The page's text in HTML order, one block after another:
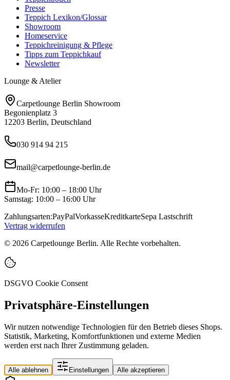
Presse
Teppich Lexikon/Glossar
Showroom
Homeservice
Teppichreinigung & Pflege
Tipps zum Teppichkauf
Newsletter
Lounge & Atelier
Carpetlounge Berlin Showroom
Begonienplatz 3
12203 Berlin, Deutschland
030 914 94 215
mail@carpetlounge-berlin.de
Mo-Fr: 10:00 – 18:00 Uhr
Samstag: 10:00 – 16:00 Uhr
Zahlungsarten:PayPalVorkasseKreditkarteSepa Lastschrift
Vertrag widerrufen
© 2026 Carpetlounge Berlin. Alle Rechte vorbehalten.
DSGVO Cookie Consent
Privatsphäre-Einstellungen
Wir nutzen notwendige Technologien für den Betrieb dieses Shops.
Statistik, Marketing, Komfortfunktionen und externe Medien
werden erst nach Ihrer Zustimmung geladen.
Alle ablehnen Einstellungen Alle akzeptieren